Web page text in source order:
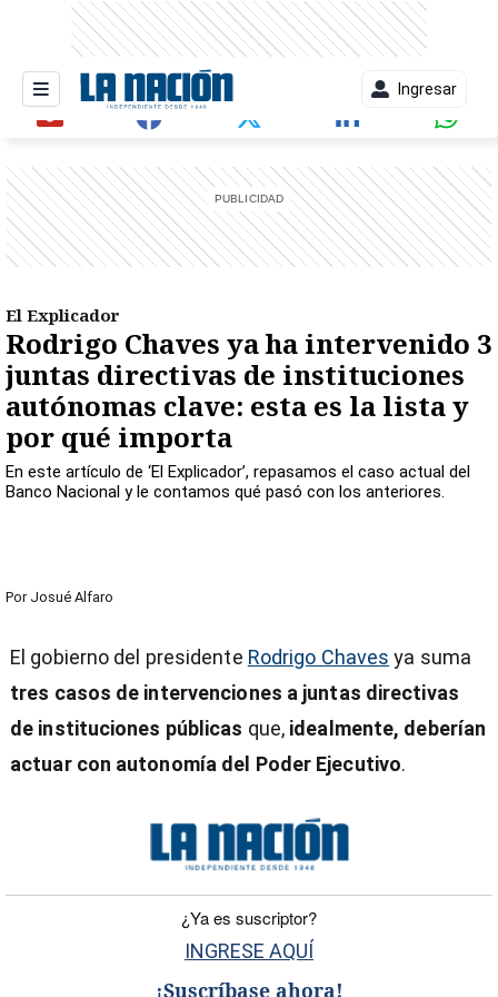
Ingresar
El Explicador
Rodrigo Chaves ya ha intervenido 3
juntas directivas de instituciones
autónomas clave: esta es la lista y
por qué importa
En este artículo de ‘El Explicador’, repasamos el caso actual del
Banco Nacional y le contamos qué pasó con los anteriores.
Por Josué Alfaro
El gobierno del presidente Rodrigo Chaves ya suma
tres casos de intervenciones a juntas directivas
de instituciones públicas que, idealmente, deberían
actuar con autonomía del Poder Ejecutivo.